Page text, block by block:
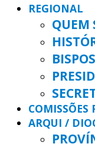
REGIONAL
QUEM
BISPOS
COMISSÕES
ARQUI /